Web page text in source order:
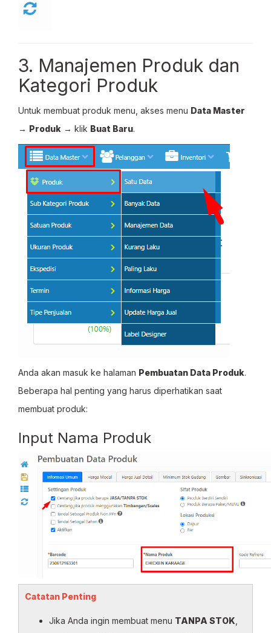
3. Manajemen Produk dan
Kategori Produk
Untuk membuat produk menu, akses menu Data Master
→ Produk → klik Buat Baru.
Anda akan masuk ke halaman Pembuatan Data Produk.
Beberapa hal penting yang harus diperhatikan saat
membuat produk:
Input Nama Produk
Catatan Penting
Jika Anda ingin membuat menu TANPA STOK